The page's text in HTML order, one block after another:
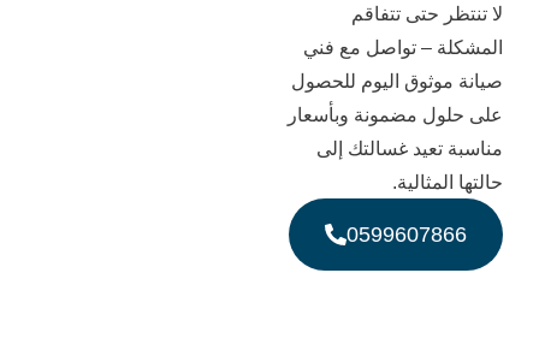
تتفاقم
– تواصل مع فني
اليوم للحصول
مضمونة وبأسعار
غسالتك إلى